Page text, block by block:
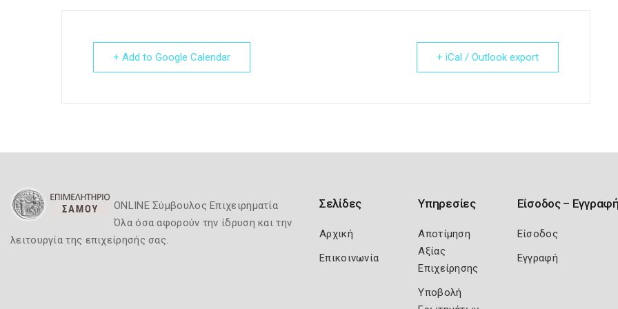
+ Add to Google Calendar + iCal / Outlook export
ONLINE Σύμβουλος Επιχειρηματία
Όλα όσα αφορούν την ίδρυση και την
λειτουργία της επιχείρησής σας.
Σελίδες
Αρχική
Επικοινωνία
Υπηρεσίες
Αποτίμηση
Αξίας
Επιχείρησης
Υποβολή
Είσοδος –
Είσοδος
Εγγραφή